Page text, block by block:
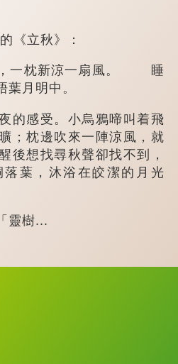
立秋》：
一枕新涼一扇風。 睡
葉月明中。
感受。小烏鴉啼叫着飛
；枕邊吹來一陣涼風，就
後想找尋秋聲卻找不到，
葉，沐浴在皎潔的月光
靈樹...